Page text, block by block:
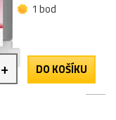
1 bod
+ DO KOŠÍKU